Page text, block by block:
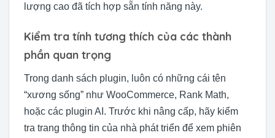
lượng cao đã tích hợp sẵn tính năng này.
Kiểm tra tính tương thích của các thành
phần quan trọng
Trong danh sách plugin, luôn có những cái tên
“xương sống” như WooCommerce, Rank Math,
hoặc các plugin AI. Trước khi nâng cấp, hãy kiểm
tra trang thông tin của nhà phát triển để xem phiên